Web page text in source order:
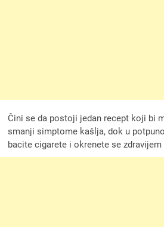
Čini se da postoji jedan recept koji bi
smanji simptome kašlja, dok u
bacite cigarete i okrenete se